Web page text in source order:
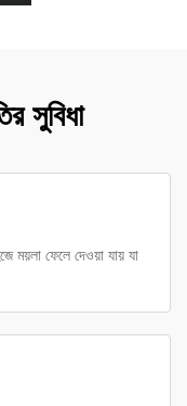
সুবিধা
ময়লা ফেলে দেওয়া যায় যা